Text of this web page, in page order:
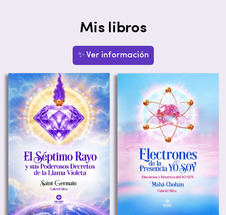
Mis libros
✨ Ver información